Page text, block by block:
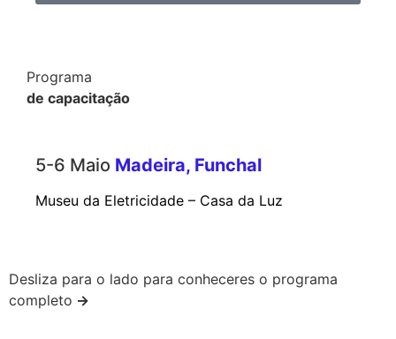
Programa
de capacitação
5-6 Maio Madeira, Funchal
Museu da Eletricidade – Casa da Luz
Desliza para o lado para conheceres o programa
completo →